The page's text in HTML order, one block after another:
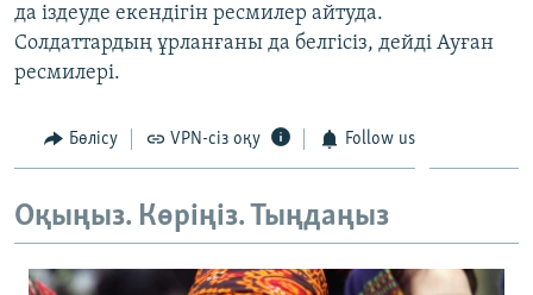
Русский
Басқа тілдерде
да іздеуде екендігін ресмилер айтуда.
Солдаттардың ұрланғаны да белгісіз, дейді Ауған
ресмилері.
Бөлісу VPN-сіз оқу Follow us
Оқыңыз. Көріңіз. Тыңдаңыз